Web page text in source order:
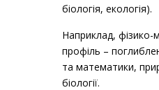
біологія, екологія).
Наприклад,
профіль –
та математики,
біології.